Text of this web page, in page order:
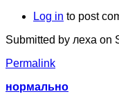
Log in to post
Submitted by леха on
Permalink
нормально